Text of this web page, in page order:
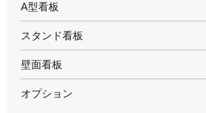
A型看板
スタンド看板
壁面看板
オプション